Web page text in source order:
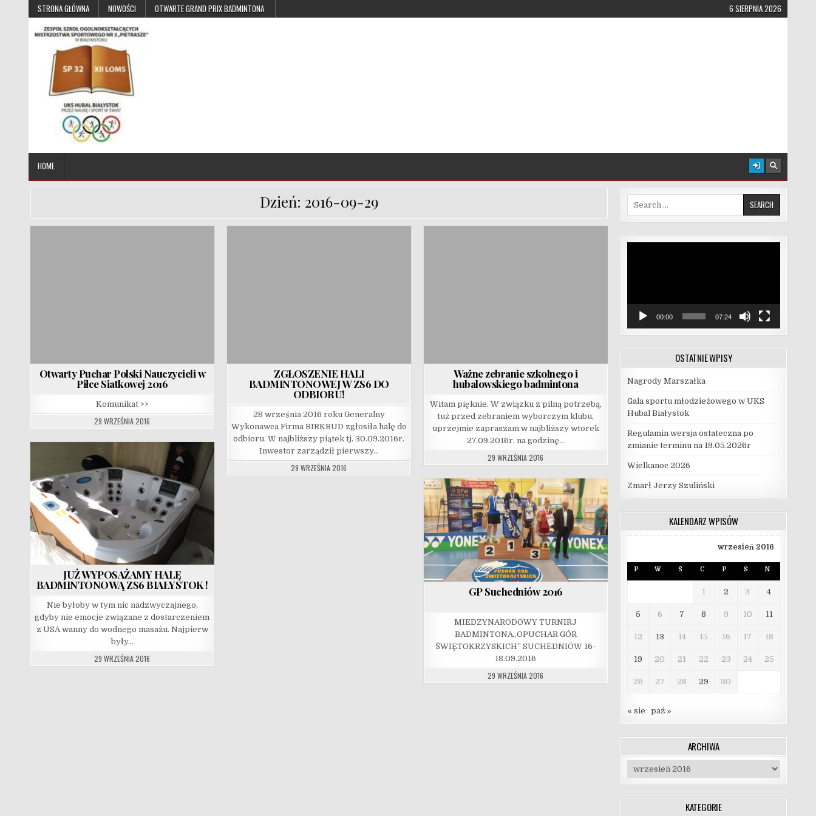
Skip to contentSTRONA GŁÓWNA NOWOŚCI OTWARTE GRAND PRIX BADMINTONA 6 SIERPNIA 2026
UKS Hubal Białystok
HOME
Dzień: 2016-09-29
Otwarty Puchar Polski Nauczycieli w
Piłce Siatkowej 2016
Komunikat >>
29 WRZEŚNIA 2016
ZGŁOSZENIE HALI
BADMINTONOWEJ W ZS6 DO
ODBIORU!
28 września 2016 roku Generalny
Wykonawca Firma BIRKBUD zgłosiła halę do
odbioru. W najbliższy piątek tj. 30.09.2016r.
Inwestor zarządził pierwszy…
29 WRZEŚNIA 2016
Ważne zebranie szkolnego i
hubalowskiego badmintona
Witam pięknie. W związku z pilną potrzebą,
tuż przed zebraniem wyborczym klubu,
uprzejmie zapraszam w najbliższy wtorek
27.09.2016r. na godzinę…
29 WRZEŚNIA 2016
JUŻ WYPOSAŻAMY HALĘ
BADMINTONOWĄ ZS6 BIAŁYSTOK !
Nie byłoby w tym nic nadzwyczajnego,
gdyby nie emocje związane z dostarczeniem
z USA wanny do wodnego masażu. Najpierw
były…
29 WRZEŚNIA 2016
GP Suchedniów 2016
MIEDZYNARODOWY TURNIRJ
BADMINTONA„OPUCHAR GÓR
ŚWIĘTOKRZYSKICH” SUCHEDNIÓW 16-
18.09.2016
29 WRZEŚNIA 2016
Search for:
00:00 07:24
OSTATNIE WPISY
Nagrody Marszałka
Gala sportu młodzieżowego w UKS
Hubal Białystok
Regulamin wersja ostateczna po
zmianie terminu na 19.05.2026r
Wielkanoc 2026
Zmarł Jerzy Szuliński
KALENDARZ WPISÓW
wrzesień 2016
P W Ś C P S N
1 2 3 4
5 6 7 8 9 10 11
12 13 14 15 16 17 18
19 20 21 22 23 24 25
26 27 28 29 30
« sie paź »
ARCHIWA
Archiwa
KATEGORIE